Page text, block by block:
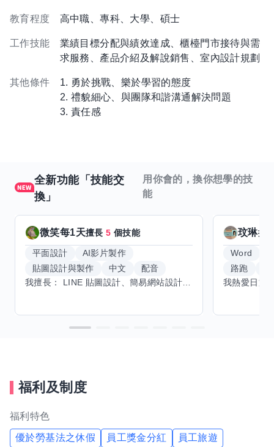
教育程度 高中職、專科、大學、碩士
工作技能
業績目標分配與績效達成、櫃檯門市接待與需
求服務、產品介紹及解說銷售、室內設計規劃
其他條件
1. 勇於挑戰、樂於學習的態度
2. 禮貌細心、與團隊和諧溝通解決問題
3. 責任感
全新功能「技能交
換」
用你會的，換你想學的技
能
微笑每1天擅長5 個技能
平面設計
AI影片製作
貼圖設計與製作
中文
配音
玟琳擅
Word
路跑
福利及制度
福利特色
優於勞基法之休假 員工獎金分紅 員工旅遊